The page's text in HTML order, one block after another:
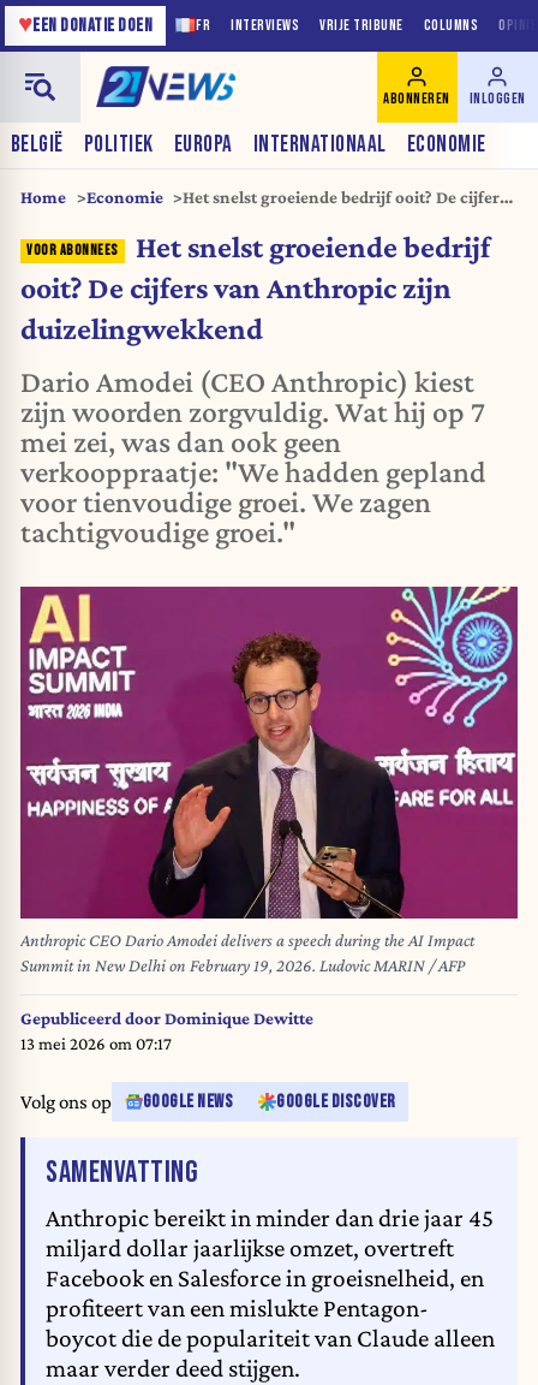
FR INTERVIEWS VRIJE TRIBUNE COLUMNS
♥EEN DONATIE DOEN
BELGIË POLITIEK EUROPA INTERNATIONAAL ECONOMIE
ABONNEREN INLOGGEN
Home Economie
Het snelst groeiende bedrijf ooit? De cijfers
Het snelst groeiende bedrijf
ooit? De cijfers van Anthropic zijn
duizelingwekkend
Dario Amodei (CEO Anthropic) kiest
zijn woorden zorgvuldig. Wat hij op 7
mei zei, was dan ook geen
verkooppraatje: "We hadden gepland
voor tienvoudige groei. We zagen
tachtigvoudige groei."
Anthropic CEO Dario Amodei delivers a speech during the AI Impact
Summit in New Delhi on February 19, 2026. Ludovic MARIN / AFP
Gepubliceerd doorDominique Dewitte
13 mei 2026 om 07:17
Volg ons op GOOGLE NEWS GOOGLE DISCOVER
SAMENVATTING
Anthropic bereikt in minder dan drie jaar 45
miljard dollar jaarlijkse omzet, overtreft
Facebook en Salesforce in groeisnelheid, en
profiteert van een mislukte Pentagon-
boycot die de populariteit van Claude alleen
maar verder deed stijgen.